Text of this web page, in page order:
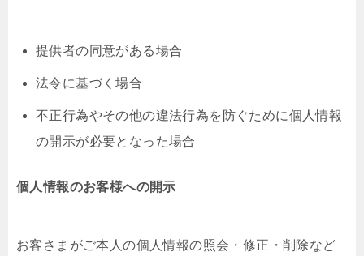
提供者の同意がある場合
法令に基づく場合
不正行為やその他の違法行為を防ぐために個人情報
の開示が必要となった場合
個人情報のお客様への開示
お客さまがご本人の個人情報の照会・修正・削除など